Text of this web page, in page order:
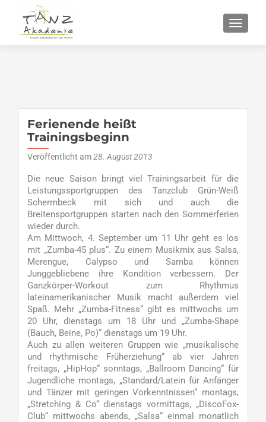
Ferienende heißt
Trainingsbeginn
Veröffentlicht am28. August 2013
Die neue Saison bringt viel Trainingsarbeit für die
Leistungssportgruppen des Tanzclub Grün-Weiß
Schermbeck mit sich und auch die
Breitensportgruppen starten nach den Sommerferien
wieder durch.
Am Mittwoch, 4. September um 11 Uhr geht es los
mit „Zumba-45 plus“. Zu einem Musikmix aus Salsa,
Merengue, Calypso und Samba können
Junggebliebene ihre Kondition verbessern. Der
Ganzkörper-Workout zum Rhythmus
lateinamerikanischer Musik macht außerdem viel
Spaß. Mehr „Zumba-Fitness“ gibt es mittwochs um
20 Uhr, dienstags um 18 Uhr und „Zumba-Shape
(Bauch, Beine, Po)“ dienstags um 19 Uhr.
Auch zu allen weiteren Gruppen wie „musikalische
und rhythmische Früherziehung“ ab vier Jahren
freitags, „HipHop“ sonntags, „Ballroom Dancing“ für
Jugendliche montags, „Standard/Latein für Anfänger
und Tänzer mit geringen Vorkenntnissen“ montags,
„Stretching & Co“ dienstags vormittags, „DiscoFox-
Club“ mittwochs abends, „Salsa“ einmal monatlich